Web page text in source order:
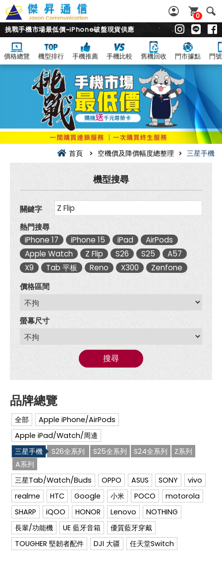
三
及
降
價
0
挑戰手機市場最低價~iPhone破盤現貨供應
價格總覽 機型排行 手機推薦 手機比較 舊機回收 門市據點 門
首頁 空機價及降價幅度總整理 三星手機
機型搜尋
關鍵字
熱門搜尋
iPhone 17
iPhone 15 iPad
AirPods
Apple Watch
Z Flip S26 S25
A57
X9
Tab 平板 Reno X300
Zenfone
價格區間
螢幕尺寸
搜尋
全部
Apple iPhone/AirPods
Apple iPad/Watch/周邊
三星手機
S26全系列 S25全系列 S24全系列
Z系列
A系列
三星Tab/Watch/Buds
OPPO ASUS SONY
vivo
realme
HTC Google 小米 POCO
motorola
SHARP
iQOO HONOR Lenovo
NOTHING
長輩/功能機
UE 藍牙音箱
優質藍牙穿戴
TOUGHER 堅韌者配件
DJI 大疆 任天堂Switch